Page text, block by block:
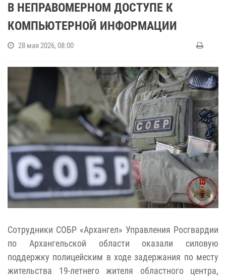
В НЕПРАВОМЕРНОМ ДОСТУПЕ К
КОМПЬЮТЕРНОЙ ИНФОРМАЦИИ
28 мая 2026, 08:00
Сотрудники СОБР «Архангел» Управления Росгвардии
по Архангельской области оказали силовую
поддержку полицейским в ходе задержания по месту
жительства 19-летнего жителя областного центра,